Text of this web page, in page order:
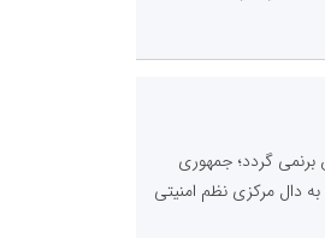
گردد؛ جمهوری
به دال مرکزی نظم امنیتی